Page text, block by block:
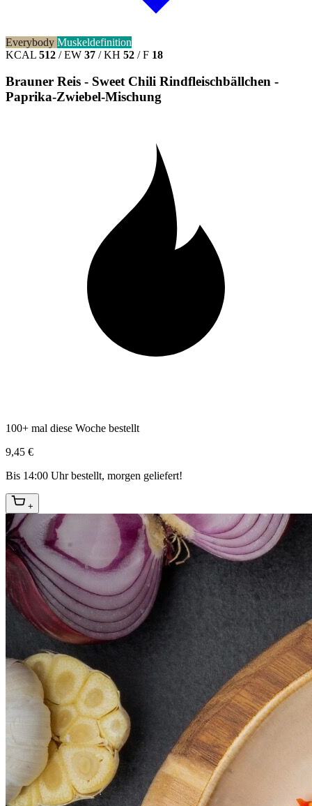
Everybody Muskeldefinition
KCAL 512 / EW 37 / KH 52 / F 18
Brauner Reis - Sweet Chili Rindfleischbällchen -
Paprika-Zwiebel-Mischung
100+ mal diese Woche bestellt
9,45 €
Bis 14:00 Uhr bestellt, morgen geliefert!
+